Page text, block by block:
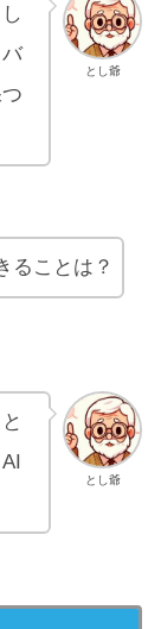
とし爺
ることは？
とし爺